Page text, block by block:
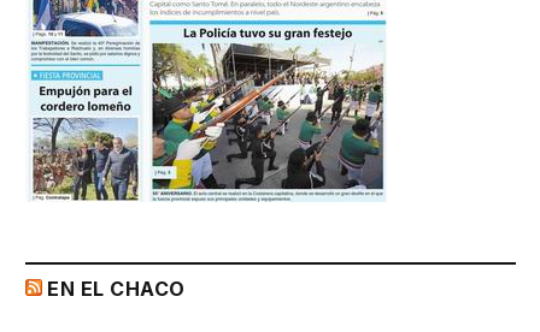
EN EL CHACO